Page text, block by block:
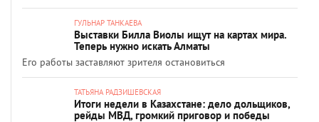
ГУЛЬНАР ТАНКАЕВА
Выставки Билла Виолы ищут на картах мира.
Теперь нужно искать Алматы
Его работы заставляют зрителя остановиться
ТАТЬЯНА РАДЗИШЕВСКАЯ
Итоги недели в Казахстане: дело дольщиков,
рейды МВД, громкий приговор и победы